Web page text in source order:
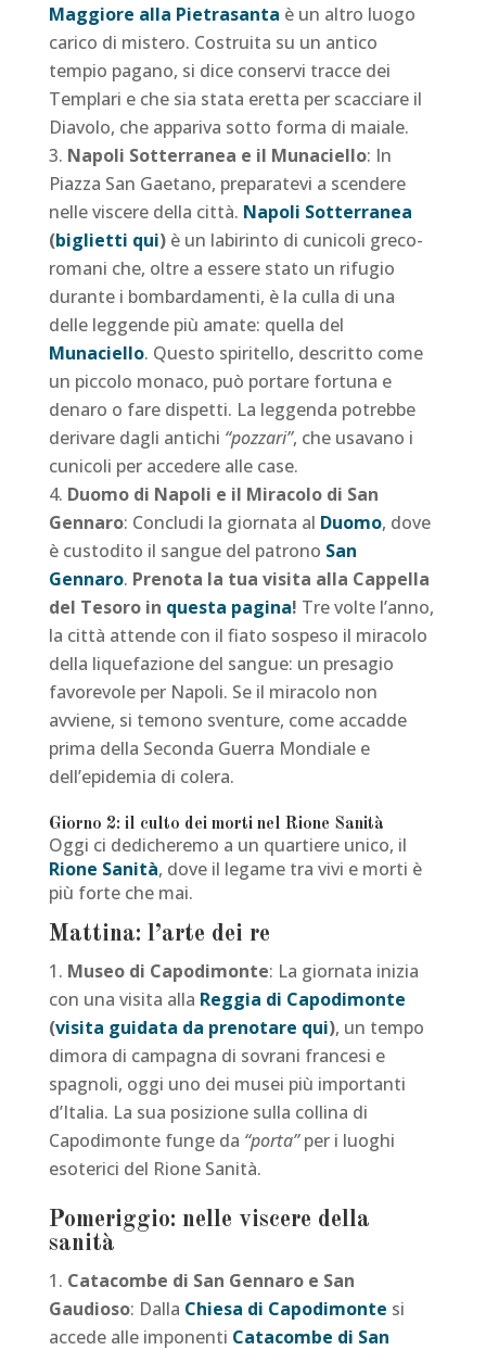
Maggiore alla Pietrasanta è un altro luogo
carico di mistero. Costruita su un antico
tempio pagano, si dice conservi tracce dei
Templari e che sia stata eretta per scacciare il
Diavolo, che appariva sotto forma di maiale.
Napoli Sotterranea e il Munaciello: In
Piazza San Gaetano, preparatevi a scendere
nelle viscere della città. Napoli Sotterranea
(biglietti qui)è un labirinto di cunicoli greco-
romani che, oltre a essere stato un rifugio
durante i bombardamenti, è la culla di una
delle leggende più amate: quella del
Munaciello. Questo spiritello, descritto come
un piccolo monaco, può portare fortuna e
denaro o fare dispetti. La leggenda potrebbe
derivare dagli antichi “pozzari”, che usavano i
cunicoli per accedere alle case.
Duomo di Napoli e il Miracolo di San
Gennaro: Concludi la giornata al Duomo, dove
è custodito il sangue del patrono San
Gennaro. Prenota la tua visita alla Cappella
del Tesoro in questa pagina! Tre volte l’anno,
la città attende con il fiato sospeso il miracolo
della liquefazione del sangue: un presagio
favorevole per Napoli. Se il miracolo non
avviene, si temono sventure, come accadde
prima della Seconda Guerra Mondiale e
dell’epidemia di colera.
Giorno 2: il culto dei morti nel Rione Sanità
Oggi ci dedicheremo a un quartiere unico, il
Rione Sanità, dove il legame tra vivi e morti è
più forte che mai.
Mattina: l’arte dei re
Museo di Capodimonte: La giornata inizia
con una visita alla Reggia di Capodimonte
(visita guidata da prenotare qui), un tempo
dimora di campagna di sovrani francesi e
spagnoli, oggi uno dei musei più importanti
d’Italia. La sua posizione sulla collina di
Capodimonte funge da “porta”per i luoghi
esoterici del Rione Sanità.
Pomeriggio: nelle viscere della
sanità
Catacombe di San Gennaro e San
Gaudioso: Dalla Chiesa di Capodimonte si
accede alle imponenti Catacombe di San